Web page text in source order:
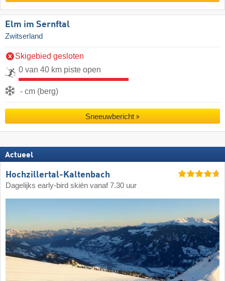
Elm im Sernftal
Zwitserland
Skigebied gesloten
0 van 40 km piste open
- cm (berg)
Sneeuwbericht
Actueel
Hochzillertal-Kaltenbach
Dagelijks early-bird skiën vanaf 7.30 uur